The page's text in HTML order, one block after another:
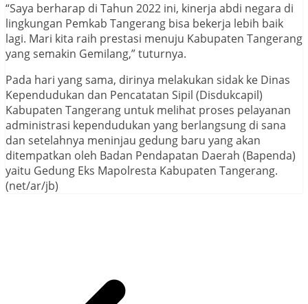
“Saya berharap di Tahun 2022 ini, kinerja abdi negara di
lingkungan Pemkab Tangerang bisa bekerja lebih baik
lagi. Mari kita raih prestasi menuju Kabupaten Tangerang
yang semakin Gemilang,” tuturnya.
Pada hari yang sama, dirinya melakukan sidak ke Dinas
Kependudukan dan Pencatatan Sipil (Disdukcapil)
Kabupaten Tangerang untuk melihat proses pelayanan
administrasi kependudukan yang berlangsung di sana
dan setelahnya meninjau gedung baru yang akan
ditempatkan oleh Badan Pendapatan Daerah (Bapenda)
yaitu Gedung Eks Mapolresta Kabupaten Tangerang.
(net/ar/jb)